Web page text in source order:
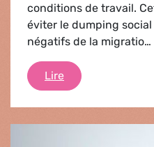
conditions de travail.
éviter le dumping
négatifs de la migratio…
LireMigration des